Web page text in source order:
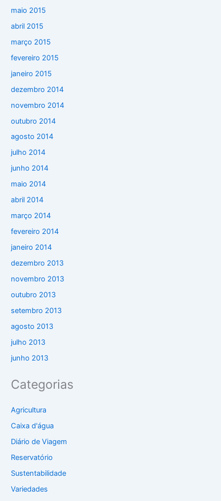
maio 2015
abril 2015
março 2015
fevereiro 2015
janeiro 2015
dezembro 2014
novembro 2014
outubro 2014
agosto 2014
julho 2014
junho 2014
maio 2014
abril 2014
março 2014
fevereiro 2014
janeiro 2014
dezembro 2013
novembro 2013
outubro 2013
setembro 2013
agosto 2013
julho 2013
junho 2013
Categorias
Agricultura
Caixa d'água
Diário de Viagem
Reservatório
Sustentabilidade
Variedades